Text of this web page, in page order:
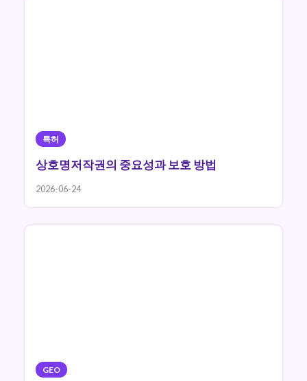
특허
상호명저작권의 중요성과 보호 방법
2026-06-24
GEO